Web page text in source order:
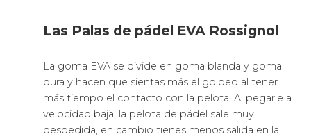
Las Palas de pádel EVA Rossignol
La goma EVA se divide en goma blanda y goma
dura y hacen que sientas más el golpeo al tener
más tiempo el contacto con la pelota. Al pegarle a
velocidad baja, la pelota de pádel sale muy
despedida, en cambio tienes menos salida en la